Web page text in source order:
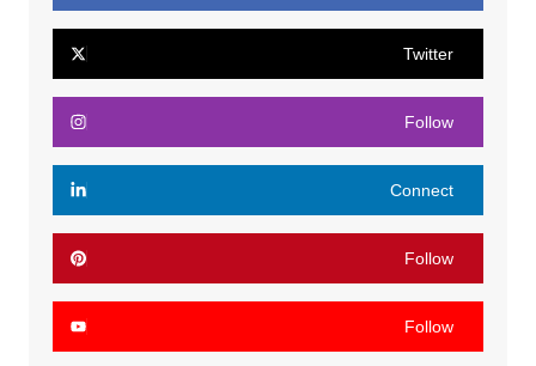
Twitter
Follow
Connect
Follow
Follow